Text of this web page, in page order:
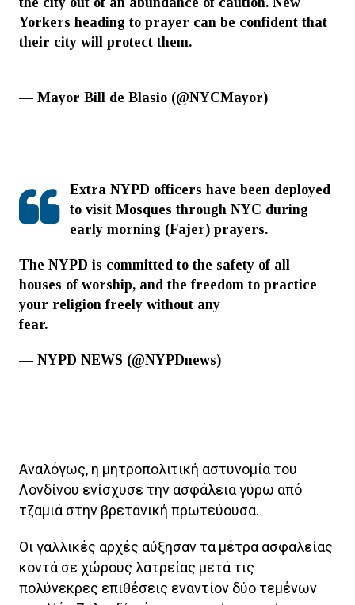
Yorkers heading to prayer can be confident that
their city will protect them.
— Mayor Bill de Blasio (@NYCMayor)
Extra NYPD officers have been deployed
to visit Mosques through NYC during
early morning (Fajer) prayers.
The NYPD is committed to the safety of all
houses of worship, and the freedom to practice
your religion freely without any
fear.
— NYPD NEWS (@NYPDnews)
Αναλόγως, η μητροπολιτική αστυνομία του
Λονδίνου ενίσχυσε την ασφάλεια γύρω από
τζαμιά στην βρετανική πρωτεύουσα.
Οι γαλλικές αρχές αύξησαν τα μέτρα ασφαλείας
κοντά σε χώρους λατρείας μετά τις
πολύνεκρες επιθέσεις εναντίον δύο τεμένων